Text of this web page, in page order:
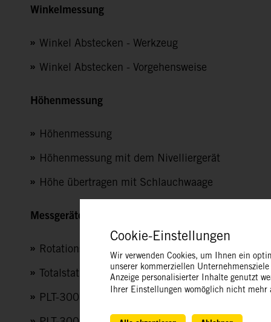
Winkelmessung
Winkel Abstecken - Werkzeug
Winkel Abstecken - Vorgehensweise
Höhenmessung
Höhenmessung
Höhenmessung mit dem Nivelliergerät
Höhe übertragen mit Schlauchwaage
Messgeräte
Rotationslaser
Totalstation 2 Mann Betrieb
PLT-300 Totalstation 1 Mann Betrieb
Cookie-Einstellungen
Wir verwenden Cookies, um Ihnen ein
unserer kommerziellen
Anzeige personalisierter Inhalte genutzt
Ihrer Einstellungen womöglich nicht